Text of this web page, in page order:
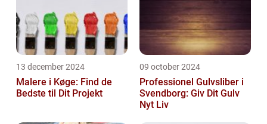
13 december 2024
Malere i Køge: Find de
Bedste til Dit Projekt
09 october 2024
Professionel Gulvsliber i
Svendborg: Giv Dit Gulv
Nyt Liv